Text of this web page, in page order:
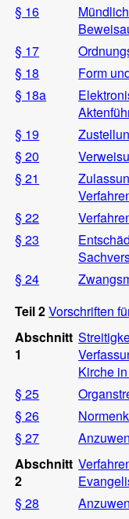
§ 16
§ 17
§ 18
Form
§ 18a
§ 19
§ 20
§ 21
§ 22
§ 23
§ 24
Teil 2Vorschriften
Abschnitt
1
Kirche
§ 25
§ 26
§ 27
Abschnitt
2
§ 28